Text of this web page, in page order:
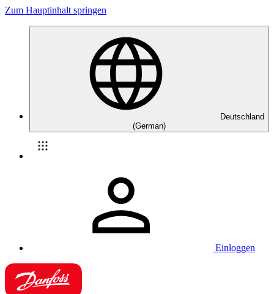
Zum Hauptinhalt springen
Deutschland
(German)
Einloggen